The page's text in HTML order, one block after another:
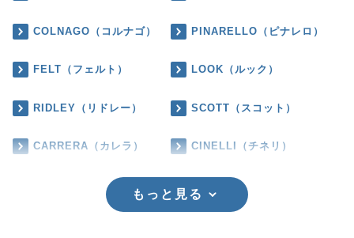
COLNAGO（コルナゴ） PINARELLO（ピナレロ）
FELT（フェルト） LOOK（ルック）
RIDLEY（リドレー） SCOTT（スコット）
CARRERA（カレラ） CINELLI（チネリ）
もっと見る